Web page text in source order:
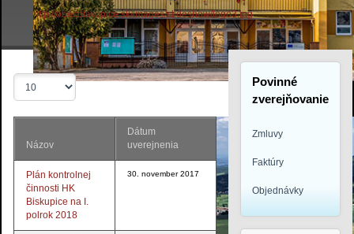
logo2.jpg
http://obecbiskupice.sk/images/slideshow/logo3.jpg
Zobrazené
položky
Názov
Dátum
uverejnenia
Plán kontrolnej
činnosti HK
Biskupice na I.
polrok 2018
30. november 2017
Povinné
zverejňovanie
Zmluvy
Faktúry
Objednávky